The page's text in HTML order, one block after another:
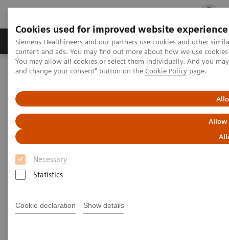
Cookies used for improved website experience
Siemens Healthineers and our partners use cookies and other
content and ads. You may find out more about how we use
You may allow all cookies or select them individually. And you
and change your consent" button on the Cookie Policy page.
Allow
Necessary
Statistics
Cookie declaration Show details
Ürün ve Hizmetler Öne Çıkanlar Sağlık
Siemens Healthineers Türkiye Klinik Alanlar Kadın Sağlığı
Kadın Sağlığı
Kadınlara özgü sağlık hizmetleri ihtiyaçlarını çok iyi
bilen ve bu ihtiyaçlara odaklanan Siemens, kadınları
etkileyen en tehlikeli hastalıkları yaşam boyu
sunuyor.